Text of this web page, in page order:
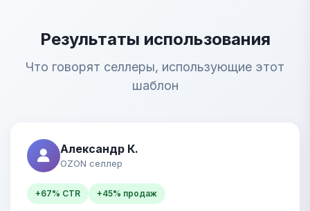
Результаты использования
Что говорят селлеры, использующие этот
шаблон
Александр К.
OZON селлер
+67% CTR +45% продаж